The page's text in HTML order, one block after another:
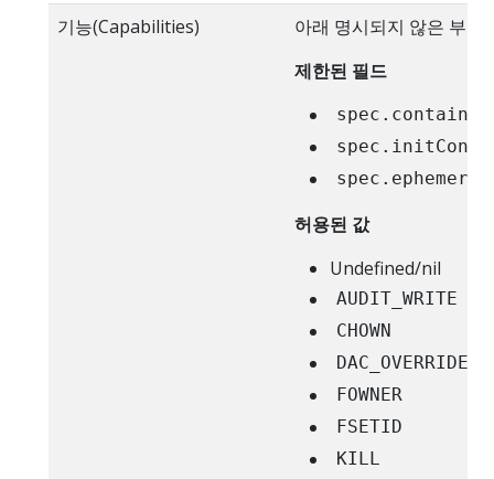
기능(Capabilities)
아래 명시되지 않은 부가
제한된 필드
허용된 값
Undefined/nil
AUDIT_WRITE
CHOWN
DAC_OVERRIDE
FOWNER
FSETID
KILL